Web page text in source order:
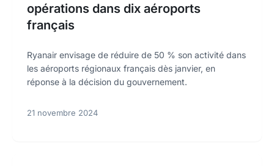
opérations dans dix aéroports
français
Ryanair envisage de réduire de 50 % son activité dans
les aéroports régionaux français dès janvier, en
réponse à la décision du gouvernement.
21 novembre 2024